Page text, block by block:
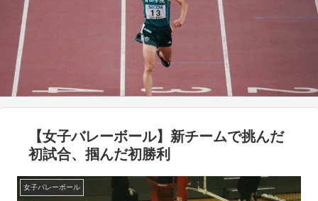
【女子バレーボール】新チームで挑んだ
初試合、掴んだ初勝利
女子バレーボール